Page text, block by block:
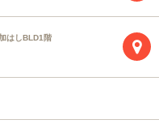
はしBLD1階